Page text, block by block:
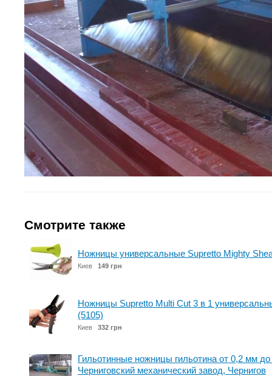
Смотрите также
Ножницы универсальные Supretto Mighty
Киев 149 грн
Ножницы Supretto Multi Cut 3 в 1
(5105)
Киев 332 грн
Гильотинные ножницы гильотина от 0,2 мм
Черниговский механический завод, Чернигов